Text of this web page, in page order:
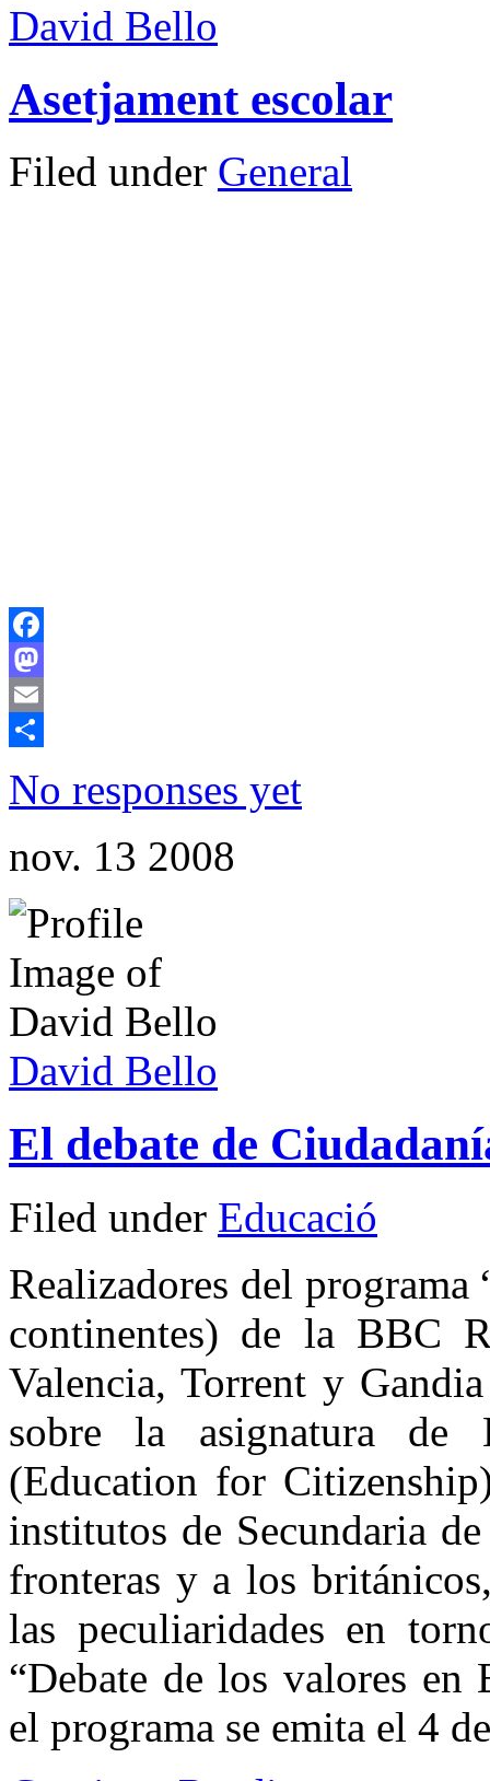
David Bello
Asetjament escolar
Filed under General
Facebook
Mastodon
Email
No responses yet
nov. 13 2008
David Bello
El debate de
Filed under Educació
Realizadores del
continentes) de la BBC
Valencia, Torrent y
sobre la asignatura de
(Education for
institutos de Secundaria
fronteras y a los
las peculiaridades en
“Debate de los valores en
el programa se emita el 4